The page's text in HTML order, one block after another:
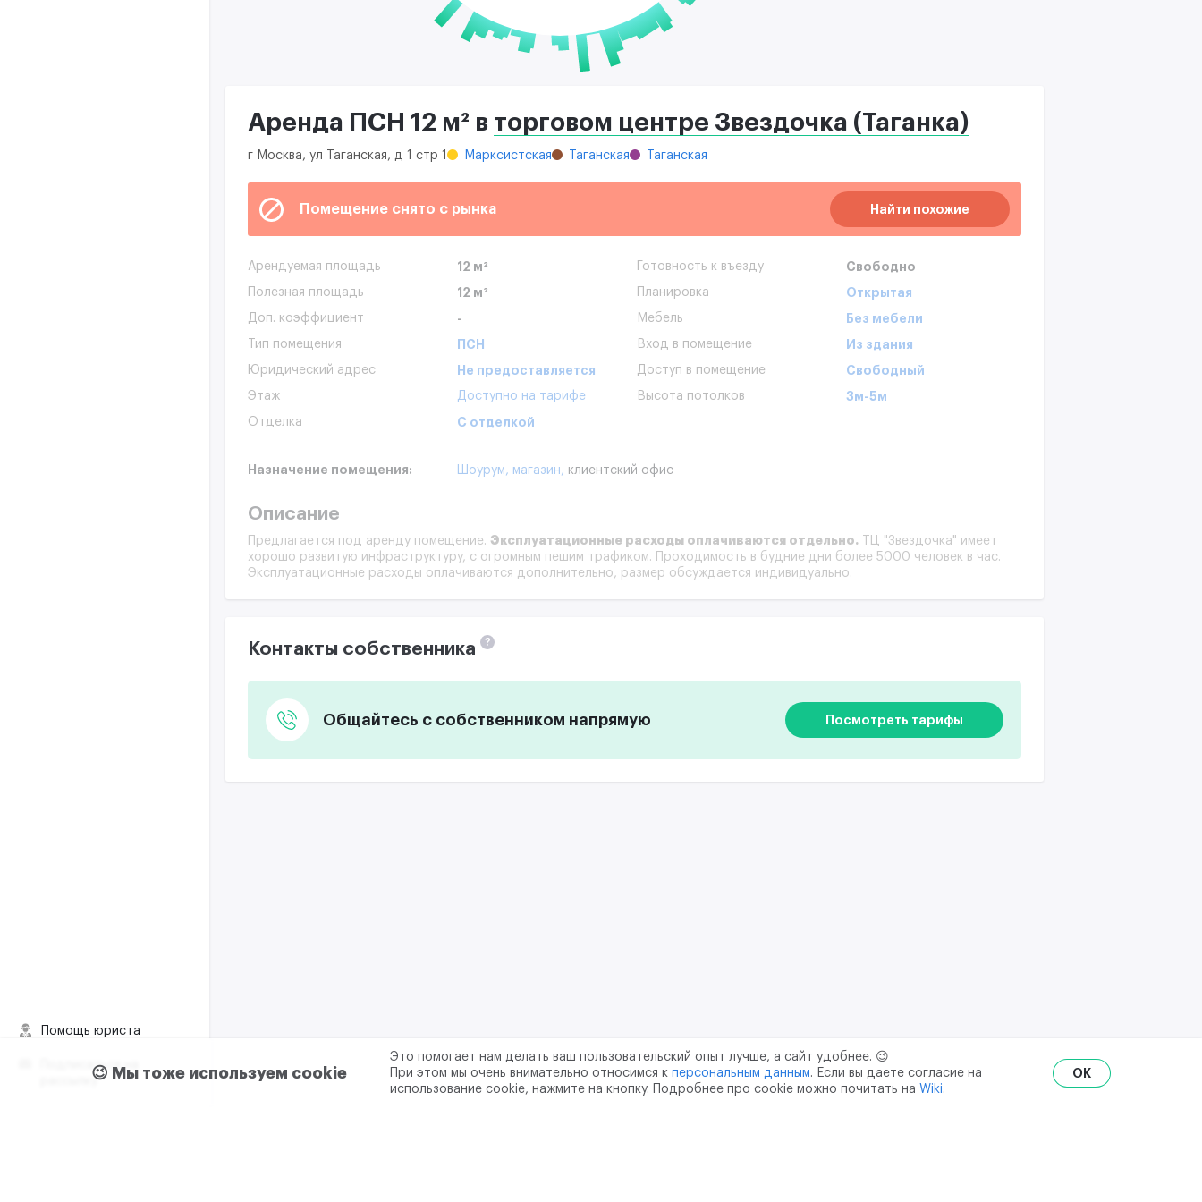
Помощь юриста
Подписаться на
рассылку
Аренда ПСН 12 м² в торговом центре Звездочка (Таганка)
г Москва, ул Таганская, д 1 стр 1 Марксистская Таганская Таганская
Помещение снято с рынка Найти похожие
Арендуемая площадь 12 м²
Полезная площадь 12 м²
Доп. коэффициент -
Тип помещения ПСН
Юридический адрес Не предоставляется
Этаж Доступно на тарифе
Отделка С отделкой
Готовность к въезду Свободно
Планировка Открытая
Мебель Без мебели
Вход в помещение Из здания
Доступ в помещение Свободный
Высота потолков 3м-5м
Назначение помещения: Шоурум, магазин, клиентский офис
Описание
Предлагается под аренду помещение. Эксплуатационные расходы оплачиваются отдельно. ТЦ "Звездочка" имеет
хорошо развитую инфраструктуру, с огромным пешим трафиком. Проходимость в будние дни более 5000 человек в час.
Эксплуатационные расходы оплачиваются дополнительно, размер обсуждается индивидуально.
Контакты собственника ?
Общайтесь с собственником напрямую Посмотреть тарифы
😉 Мы тоже используем cookie
Это помогает нам делать ваш пользовательский опыт лучше, а сайт удобнее. 😉
При этом мы очень внимательно относимся к персональным данным. Если вы даете согласие на
использование cookie, нажмите на кнопку. Подробнее про cookie можно почитать на Wiki.
OK